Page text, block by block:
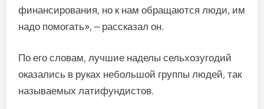
финансирования, но к нам обращаются люди, им
надо помогать», – рассказал он.
По его словам, лучшие наделы сельхозугодий
оказались в руках небольшой группы людей, так
называемых латифундистов.